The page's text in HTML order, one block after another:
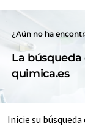
¿Aún no ha
La
quimica.es
Inicie su